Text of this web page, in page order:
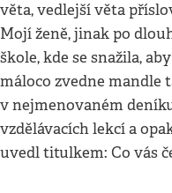
věta, vedlejší věta
Mojí ženě, jinak po
škole, kde se snažila,
máloco zvedne mandle
v nejmenovaném
vzdělávacích lekcí a
uvedl titulkem: Co vás